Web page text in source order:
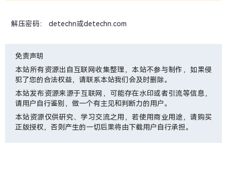
解压密码： detechn或detechn.com
免责声明
本站所有资源出自互联网收集整理，本站不参与制作，如果侵
犯了您的合法权益，请联系本站我们会及时删除。
本站发布资源来源于互联网，可能存在水印或者引流等信息，
请用户自行鉴别，做一个有主见和判断力的用户。
本站资源仅供研究、学习交流之用，若使用商业用途，请购买
正版授权，否则产生的一切后果将由下载用户自行承担。